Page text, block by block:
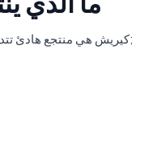
كيريش هي منتجع هادئ تتداخل فيه الطبيعة مع البحر. وفي المنطقة;